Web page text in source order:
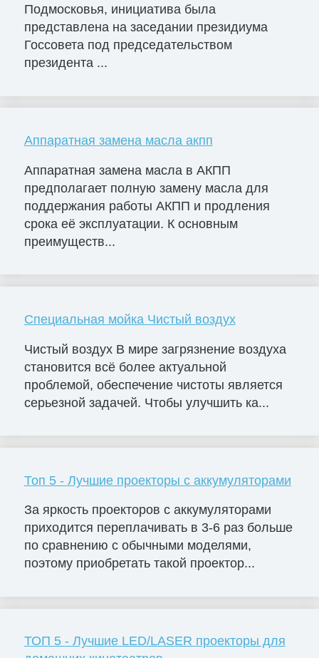
Подмосковья, инициатива была
представлена на заседании президиума
Госсовета под председательством
президента ...
Аппаратная замена масла акпп
Аппаратная замена масла в АКПП
предполагает полную замену масла для
поддержания работы АКПП и продления
срока её эксплуатации. К основным
преимуществ...
Специальная мойка Чистый воздух
Чистый воздух В мире загрязнение воздуха
становится всё более актуальной
проблемой, обеспечение чистоты является
серьезной задачей. Чтобы улучшить ка...
Топ 5 - Лучшие проекторы с аккумуляторами
За яркость проекторов с аккумуляторами
приходится переплачивать в 3-6 раз больше
по сравнению с обычными моделями,
поэтому приобретать такой проектор...
ТОП 5 - Лучшие LED/LASER проекторы для